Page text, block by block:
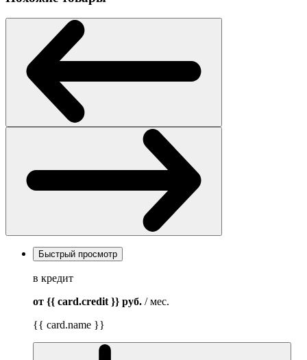
Быстрый просмотр
в кредит
от {{ card.credit }} руб. / мес.
{{ card.name }}